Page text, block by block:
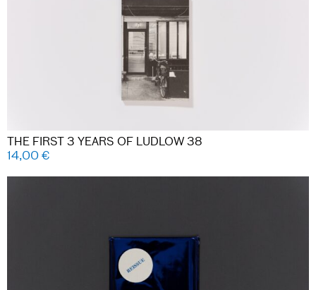
THE FIRST 3 YEARS OF LUDLOW 38
14,00€